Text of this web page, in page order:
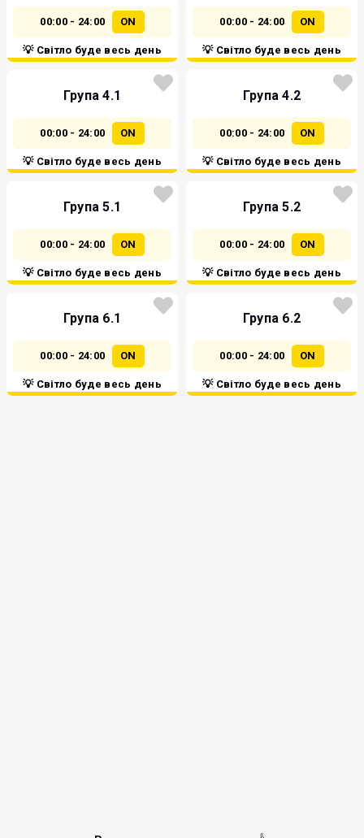
00:00 - 24:00 ON
💡 Світло буде весь день
00:00 - 24:00 ON
💡 Світло буде весь день
Група 4.1
00:00 - 24:00 ON
💡 Світло буде весь день
Група 4.2
00:00 - 24:00 ON
💡 Світло буде весь день
Група 5.1
00:00 - 24:00 ON
💡 Світло буде весь день
Група 5.2
00:00 - 24:00 ON
💡 Світло буде весь день
Група 6.1
00:00 - 24:00 ON
💡 Світло буде весь день
Група 6.2
00:00 - 24:00 ON
💡 Світло буде весь день